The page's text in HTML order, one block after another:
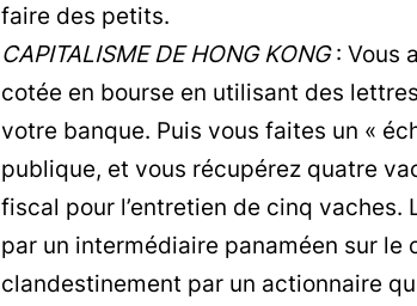
faire des petits.
CAPITALISME DE HONG KONG: Vous
cotée en bourse en utilisant des
votre banque. Puis vous faites un «
publique, et vous récupérez quatre
fiscal pour l’entretien de cinq
par un intermédiaire panaméen sur le
clandestinement par un actionnaire